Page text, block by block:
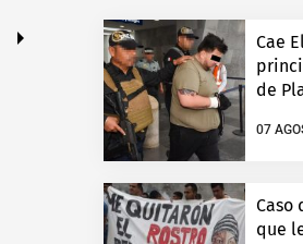
Cae
de
07
Caso
que